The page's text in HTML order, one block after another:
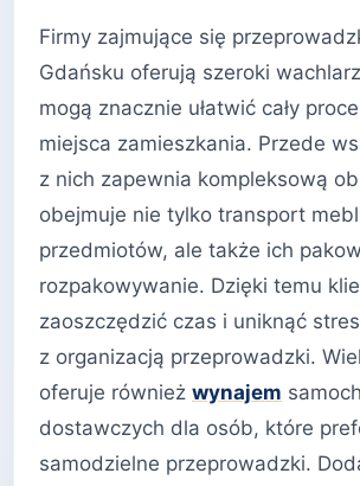
Firmy zajmujące się
Gdańsku oferują szeroki
mogą znacznie ułatwić cały
miejsca zamieszkania. Przede
z nich zapewnia kompleksową
obejmuje nie tylko transport
przedmiotów, ale także ich
rozpakowywanie. Dzięki temu
zaoszczędzić czas i uniknąć
z organizacją przeprowadzki.
oferuje również wynajem
dostawczych dla osób, które
samodzielne przeprowadzki.